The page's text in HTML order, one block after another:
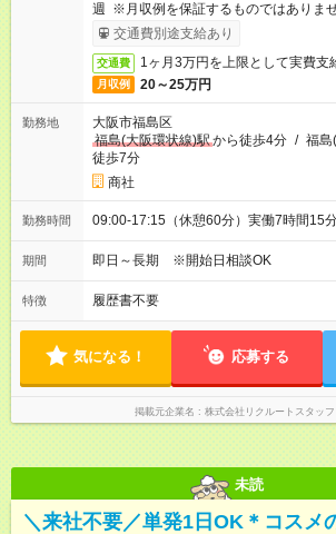
週 ※月収例を保証するものではありま
ービス利用可（利用条件有）
交通費別途支給あり
交通費 1ヶ月3万円を上限として実費支
月収例 20～25万円
勤務地
大阪市福島区
福島(大阪環状線)駅から徒歩4分 / 福島
徒歩7分
商社
勤務時間 09:00-17:15（休憩60分）実働7時間15
期間 即日～長期 ※開始日相談OK
特徴 履歴書不要
気になる！ 応募する
掲載元企業名 株式会社リクルートスタッ
未読
＼来社不要／単発1日OK＊コスメ